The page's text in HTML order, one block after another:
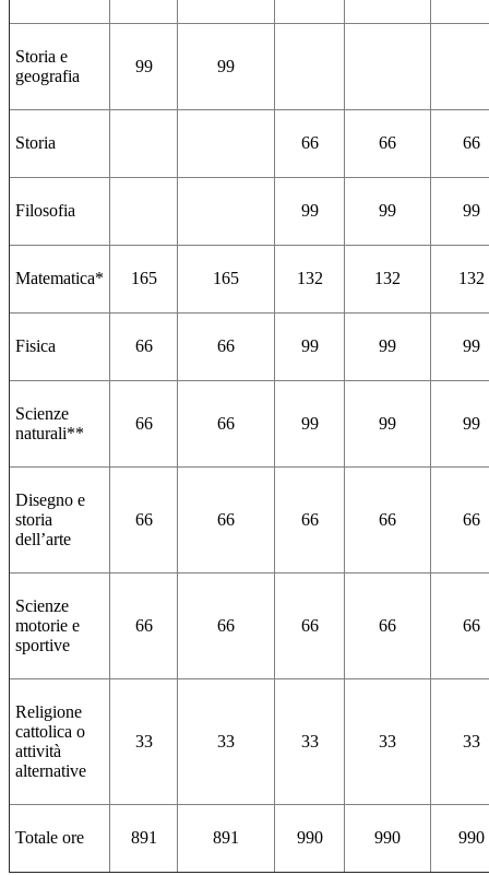
Storia e
geografia
99 99
Storia 66 66 66
Filosofia 99 99 99
Matematica* 165 165 132 132 132
Fisica 66 66 99 99 99
Scienze
naturali**
66 66 99 99 99
Disegno e
storia
dell’arte
66 66 66 66 66
Scienze
motorie e
sportive
66 66 66 66 66
Religione
cattolica o
attività
alternative
33 33 33 33 33
Totale ore 891 891 990 990 990